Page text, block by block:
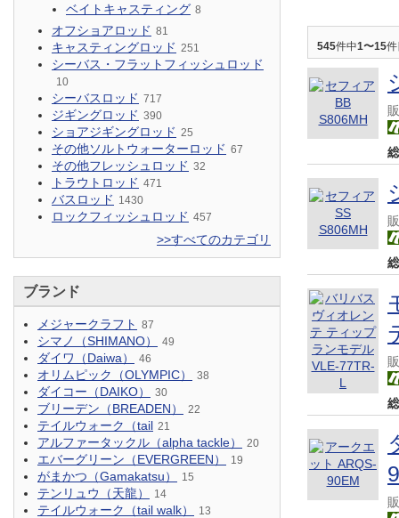
545件中1〜15
ベイトキャスティング 8
オフショアロッド 81
キャスティングロッド 251
シーバス・フラットフィッシュロッド
10
シーバスロッド 717
ジギングロッド 390
ショアジギングロッド 25
その他ソルトウォーターロッド 67
その他フレッシュロッド 32
トラウトロッド 471
バスロッド 1430
ロックフィッシュロッド 457
>>すべてのカテゴリ
ブランド
メジャークラフト 87
シマノ（SHIMANO） 49
ダイワ（Daiwa） 46
オリムピック（OLYMPIC） 38
ダイコー（DAIKO） 30
ブリーデン（BREADEN） 22
テイルウォーク（tail 21
アルファータックル（alpha tackle） 20
エバーグリーン（EVERGREEN） 19
がまかつ（Gamakatsu） 15
テンリュウ（天龍） 14
テイルウォーク（tail walk） 13